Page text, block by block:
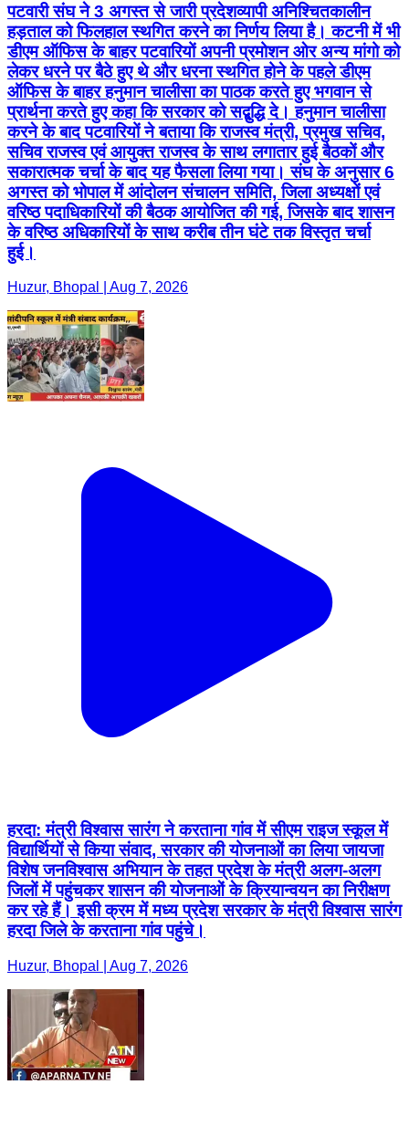
पटवारी संघ ने 3 अगस्त से जारी प्रदेशव्यापी अनिश्चितकालीन
हड़ताल को फिलहाल स्थगित करने का निर्णय लिया है। कटनी में भी
डीएम ऑफिस के बाहर पटवारियों अपनी प्रमोशन ओर अन्य मांगो को
लेकर धरने पर बैठे हुए थे और धरना स्थगित होने के पहले डीएम
ऑफिस के बाहर हनुमान चालीसा का पाठक करते हुए भगवान से
प्रार्थना करते हुए कहा कि सरकार को सद्बुद्धि दे। हनुमान चालीसा
करने के बाद पटवारियों ने बताया कि राजस्व मंत्री, प्रमुख सचिव,
सचिव राजस्व एवं आयुक्त राजस्व के साथ लगातार हुई बैठकों और
सकारात्मक चर्चा के बाद यह फैसला लिया गया। संघ के अनुसार 6
अगस्त को भोपाल में आंदोलन संचालन समिति, जिला अध्यक्षों एवं
वरिष्ठ पदाधिकारियों की बैठक आयोजित की गई, जिसके बाद शासन
के वरिष्ठ अधिकारियों के साथ करीब तीन घंटे तक विस्तृत चर्चा
हुई।
Huzur, Bhopal | Aug 7, 2026
हरदा: मंत्री विश्वास सारंग ने करताना गांव में सीएम राइज स्कूल में
विद्यार्थियों से किया संवाद, सरकार की योजनाओं का लिया जायजा
विशेष जनविश्वास अभियान के तहत प्रदेश के मंत्री अलग-अलग
जिलों में पहुंचकर शासन की योजनाओं के क्रियान्वयन का निरीक्षण
कर रहे हैं। इसी क्रम में मध्य प्रदेश सरकार के मंत्री विश्वास सारंग
हरदा जिले के करताना गांव पहुंचे।
Huzur, Bhopal | Aug 7, 2026